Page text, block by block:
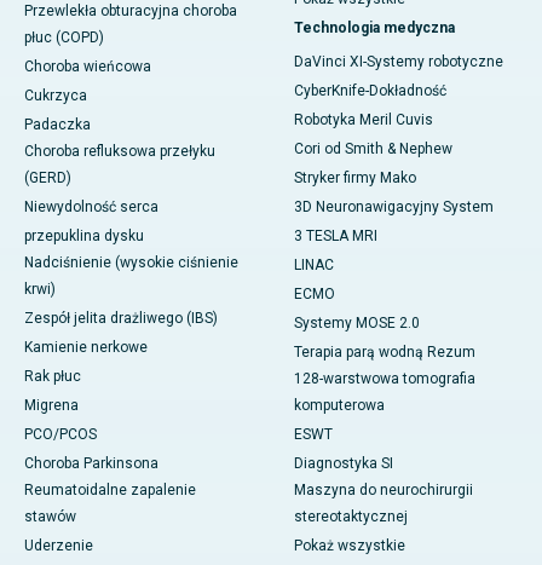
Przewlekła obturacyjna choroba
płuc (COPD)
Choroba wieńcowa
Cukrzyca
Padaczka
Choroba refluksowa przełyku
(GERD)
Niewydolność serca
przepuklina dysku
Nadciśnienie (wysokie ciśnienie
krwi)
Zespół jelita drażliwego (IBS)
Kamienie nerkowe
Rak płuc
Migrena
PCO/PCOS
Choroba Parkinsona
Reumatoidalne zapalenie
stawów
Uderzenie
Technologia medyczna
DaVinci XI-Systemy robotyczne
CyberKnife-Dokładność
Robotyka Meril Cuvis
Cori od Smith & Nephew
Stryker firmy Mako
3D Neuronawigacyjny System
3 TESLA MRI
LINAC
ECMO
Systemy MOSE 2.0
Terapia parą wodną Rezum
128-warstwowa tomografia
komputerowa
ESWT
Diagnostyka SI
Maszyna do neurochirurgii
stereotaktycznej
Pokaż wszystkie